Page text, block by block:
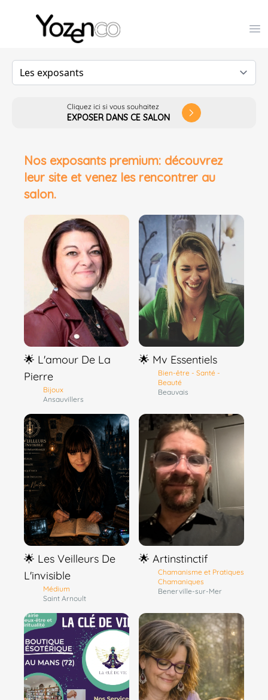
Yozenco - Organisateur de Salons, Evénements et
Cliquez ici si vous souhaitez
EXPOSER DANS CE SALON arrow_forward_ios
Nos exposants premium: découvrez
leur site et venez les rencontrer au
salon.
🌟 L'amour De La
Pierre
Bijoux
Ansauvillers
🌟 Mv Essentiels
Bien-être - Santé -
Beauté
Beauvais
🌟 Les Veilleurs De
L'invisible
Médium
Saint Arnoult
🌟 Artinstinctif
Chamanisme et Pratiques
Chamaniques
Benerville-sur-Mer